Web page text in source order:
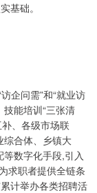
基础。
企问需”和“就业访
能培训“三张清
、各级市场联
综合体、乡镇大
等数字化手段,引入
求职者提供全链条
计举办各类招聘活